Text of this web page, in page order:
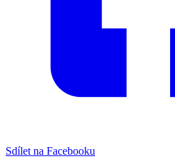
Sdílet na Facebooku